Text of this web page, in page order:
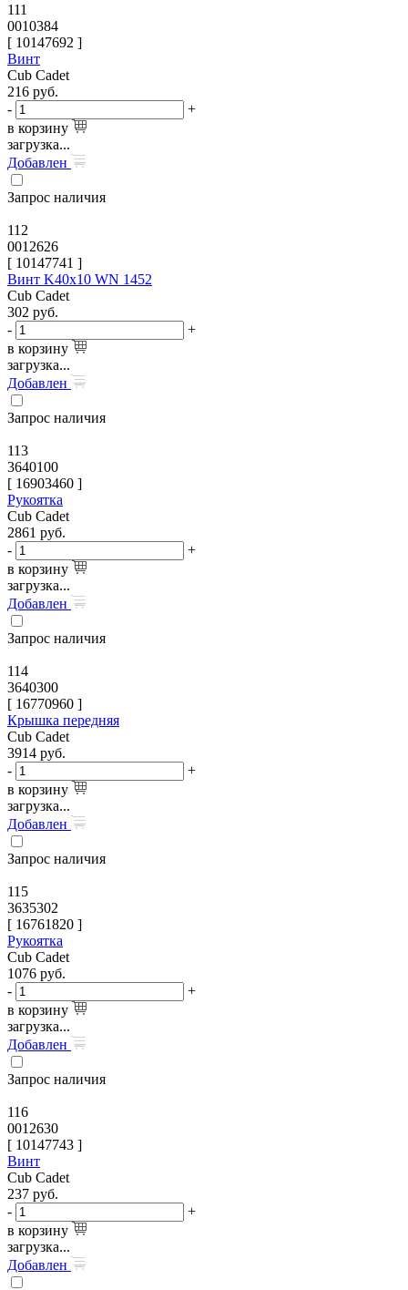
111
0010384
[ 10147692 ]
Винт
Cub Cadet
216 руб.
-
+
в корзину
загрузка...
Добавлен
Запрос наличия
112
0012626
[ 10147741 ]
Винт K40х10 WN 1452
Cub Cadet
302 руб.
-
+
в корзину
загрузка...
Добавлен
Запрос наличия
113
3640100
[ 16903460 ]
Рукоятка
Cub Cadet
2861 руб.
-
+
в корзину
загрузка...
Добавлен
Запрос наличия
114
3640300
[ 16770960 ]
Крышка передняя
Cub Cadet
3914 руб.
-
+
в корзину
загрузка...
Добавлен
Запрос наличия
115
3635302
[ 16761820 ]
Рукоятка
Cub Cadet
1076 руб.
-
+
в корзину
загрузка...
Добавлен
Запрос наличия
116
0012630
[ 10147743 ]
Винт
Cub Cadet
237 руб.
-
+
в корзину
загрузка...
Добавлен